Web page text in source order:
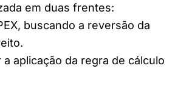
em duas frentes:
buscando a reversão da
aplicação da regra de cálculo